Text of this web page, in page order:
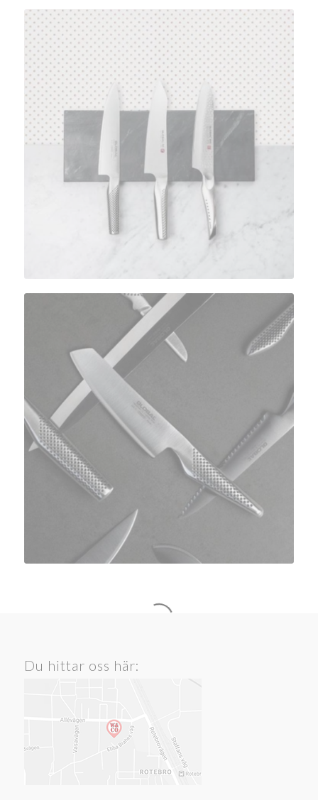
Du hittar oss här: